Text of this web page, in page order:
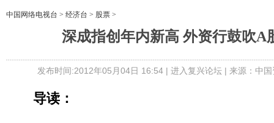
中国网络电视台 > 经济台 > 股票 >
深成指创年内新高 外资行鼓吹A
发布时间:2012年05月04日 16:54 | 进入复兴论坛| 来源：中
导读：